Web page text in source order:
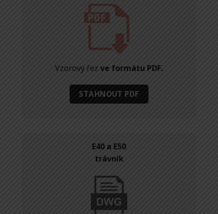
Vzorový řez ve formátu PDF.
STAHNOUT PDF
E40 a E50
trávník